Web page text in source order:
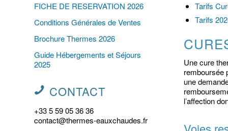
FICHE DE RESERVATION 2026
Conditions Générales de Ventes
Brochure Thermes 2026
Guide Hébergements et Séjours
2025
CONTACT
+33 5 59 05 36 36
contact@thermes-eauxchaudes.fr
Tarifs
Tarifs
Une cure
remboursée
une
l’affection